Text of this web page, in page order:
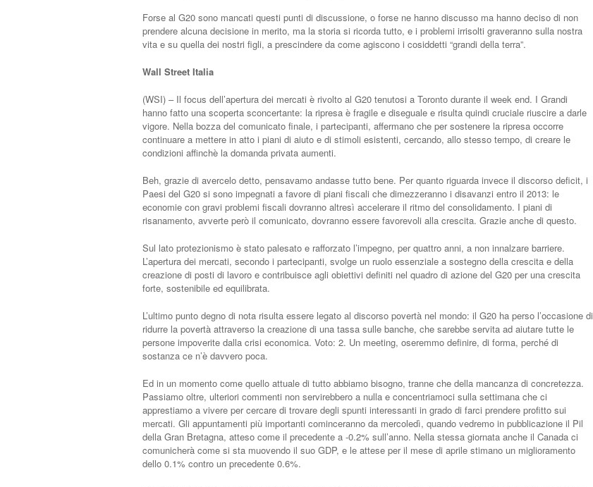
Forse al G20 sono mancati questi punti di discussione, o forse ne hanno discusso ma hanno deciso di non
prendere alcuna decisione in merito, ma la storia si ricorda tutto, e i problemi irrisolti graveranno sulla nostra
vita e su quella dei nostri figli, a prescindere da come agiscono i cosiddetti “grandi della terra”.
Wall Street Italia
(WSI) – Il focus dell’apertura dei mercati è rivolto al G20 tenutosi a Toronto durante il week end. I Grandi
hanno fatto una scoperta sconcertante: la ripresa è fragile e diseguale e risulta quindi cruciale riuscire a darle
vigore. Nella bozza del comunicato finale, i partecipanti, affermano che per sostenere la ripresa occorre
continuare a mettere in atto i piani di aiuto e di stimoli esistenti, cercando, allo stesso tempo, di creare le
condizioni affinchè la domanda privata aumenti.
Beh, grazie di avercelo detto, pensavamo andasse tutto bene. Per quanto riguarda invece il discorso deficit, i
Paesi del G20 si sono impegnati a favore di piani fiscali che dimezzeranno i disavanzi entro il 2013: le
economie con gravi problemi fiscali dovranno altresì accelerare il ritmo del consolidamento. I piani di
risanamento, avverte però il comunicato, dovranno essere favorevoli alla crescita. Grazie anche di questo.
Sul lato protezionismo è stato palesato e rafforzato l’impegno, per quattro anni, a non innalzare barriere.
L’apertura dei mercati, secondo i partecipanti, svolge un ruolo essenziale a sostegno della crescita e della
creazione di posti di lavoro e contribuisce agli obiettivi definiti nel quadro di azione del G20 per una crescita
forte, sostenibile ed equilibrata.
L’ultimo punto degno di nota risulta essere legato al discorso povertà nel mondo: il G20 ha perso l’occasione di
ridurre la povertà attraverso la creazione di una tassa sulle banche, che sarebbe servita ad aiutare tutte le
persone impoverite dalla crisi economica. Voto: 2. Un meeting, oseremmo definire, di forma, perché di
sostanza ce n’è davvero poca.
Ed in un momento come quello attuale di tutto abbiamo bisogno, tranne che della mancanza di concretezza.
Passiamo oltre, ulteriori commenti non servirebbero a nulla e concentriamoci sulla settimana che ci
apprestiamo a vivere per cercare di trovare degli spunti interessanti in grado di farci prendere profitto sui
mercati. Gli appuntamenti più importanti cominceranno da mercoledì, quando vedremo in pubblicazione il Pil
della Gran Bretagna, atteso come il precedente a -0.2% sull’anno. Nella stessa giornata anche il Canada ci
comunicherà come si sta muovendo il suo GDP, e le attese per il mese di aprile stimano un miglioramento
dello 0.1% contro un precedente 0.6%.